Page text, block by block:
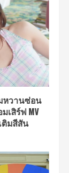
หวานซ่อน
เสิร์ฟ MV
ติมสีสัน